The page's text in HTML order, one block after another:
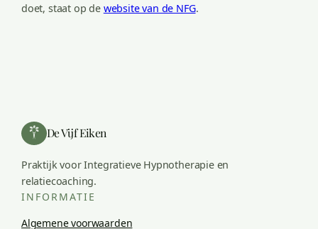
doet, staat op de website van de NFG.
De Vijf Eiken
Praktijk voor Integratieve Hypnotherapie en
relatiecoaching.
INFORMATIE
Algemene voorwaarden